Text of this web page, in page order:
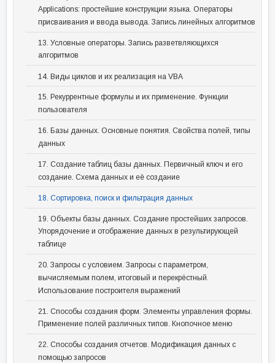
Applications: простейшие конструкции языка. Операторы
присваивания и ввода вывода. Запись линейных алгоритмов
13. Условные операторы. Запись разветвляющихся
алгоритмов
14. Виды циклов и их реализация на VBA
15. Рекуррентные формулы и их применение. Функции
пользователя
16. Базы данных. Основные понятия. Свойства полей, типы
данных
17. Создание таблиц базы данных. Первичный ключ и его
создание. Схема данных и её создание
18. Сортировка, поиск и фильтрация данных
19. Объекты базы данных. Создание простейших запросов.
Упорядочение и отображение данных в результирующей
таблице
20. Запросы с условием. Запросы с параметром,
вычисляемым полем, итоговый и перекрёстный.
Использование построителя выражений
21. Способы создания форм. Элементы управления формы.
Применение полей различных типов. Кнопочное меню
22. Способы создания отчетов. Модификация данных с
помощью запросов